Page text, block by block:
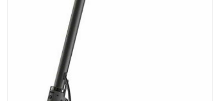
Αναλώσιμα